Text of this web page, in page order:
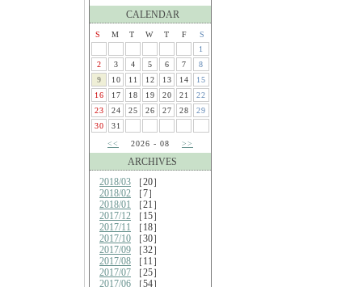
CALENDAR
S M T W T F
S
1
2
3 4 5 6 7
8
9
10 11 12 13 14
15
16
17 18 19 20 21
22
23
24 25 26 27 28
29
30
31
<<
2026 - 08 >>
ARCHIVES
2018/03 ［20］
2018/02 ［7］
2018/01 ［21］
2017/12 ［15］
2017/11 ［18］
2017/10 ［30］
2017/09 ［32］
2017/08 ［11］
2017/07 ［25］
2017/06 ［54］